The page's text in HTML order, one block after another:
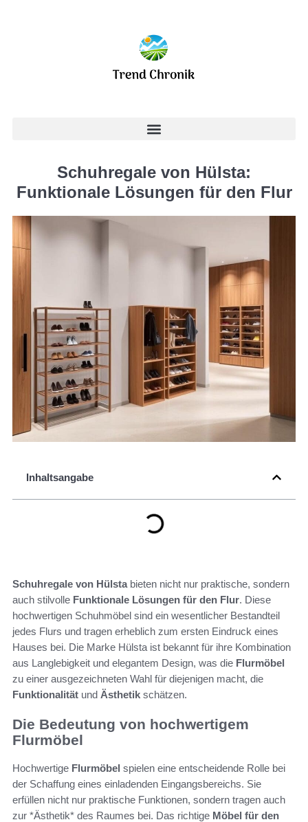
Schuhregale von Hülsta:
Funktionale Lösungen für den Flur
Inhaltsangabe
Schuhregale von Hülstabieten nicht nur praktische, sondern
auch stilvolle Funktionale Lösungen für den Flur. Diese
hochwertigen Schuhmöbel sind ein wesentlicher Bestandteil
jedes Flurs und tragen erheblich zum ersten Eindruck eines
Hauses bei. Die Marke Hülsta ist bekannt für ihre Kombination
aus Langlebigkeit und elegantem Design, was die Flurmöbel
zu einer ausgezeichneten Wahl für diejenigen macht, die
Funktionalität und Ästhetik schätzen.
Die Bedeutung von hochwertigem
Flurmöbel
Hochwertige Flurmöbel spielen eine entscheidende Rolle bei
der Schaffung eines einladenden Eingangsbereichs. Sie
erfüllen nicht nur praktische Funktionen, sondern tragen auch
zur *Ästhetik* des Raumes bei. Das richtige Möbel für den